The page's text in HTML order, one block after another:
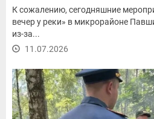
К сожалению, сегодняшние
вечер у реки» в микрорайоне
из-за...
11.07.2026